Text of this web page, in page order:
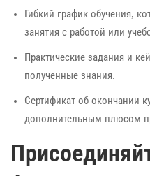
Гибкий график обучения,
занятия с работой или
Практические задания и
полученные знания.
Сертификат об окончании
дополнительным плюсом